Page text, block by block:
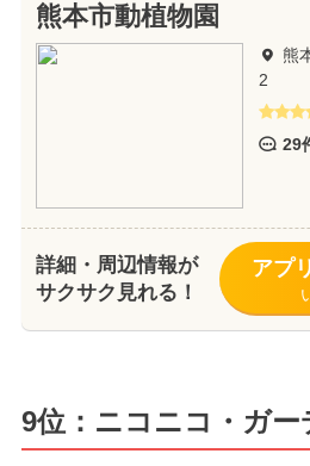
熊本市動植物園
熊
2
29
詳細・周辺情報が
サクサク見れる！
アプ
9位：ニコニコ・ガー